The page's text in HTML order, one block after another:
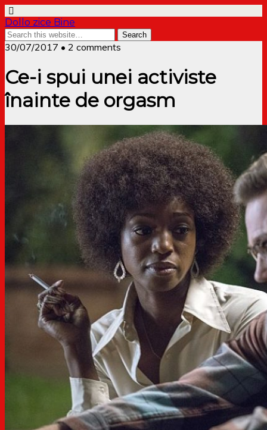
Dollo zice Bine
30/07/2017 • 2 comments
Ce-i spui unei activiste
înainte de orgasm